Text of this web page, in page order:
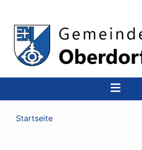
Pfadnavigation
Startseite